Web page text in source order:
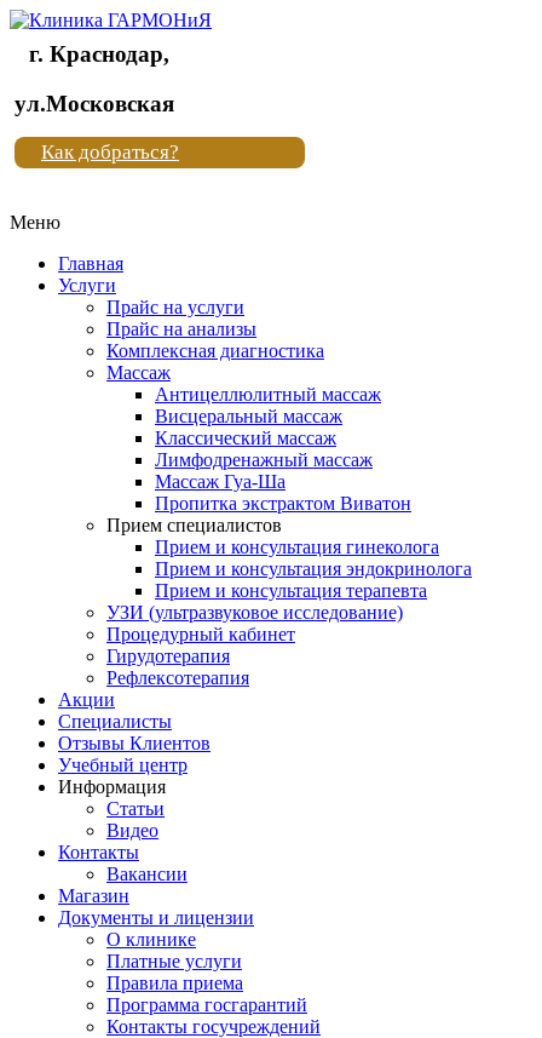
Клиника
"Новая
жизнь"
Клиника
жизнь"
г. Краснодар,
ул.Московская
Как добраться?
Меню
Главная
Услуги
Прайс на услуги
Прайс на анализы
Комплексная диагностика
Массаж
Антицеллюлитный массаж
Висцеральный массаж
Классический массаж
Лимфодренажный массаж
Массаж Гуа-Ша
Пропитка экстрактом Виватон
Прием специалистов
Прием и консультация гинеколога
Прием и консультация эндокринолога
Прием и консультация терапевта
УЗИ (ультразвуковое исследование)
Процедурный кабинет
Гирудотерапия
Рефлексотерапия
Акции
Специалисты
Отзывы Клиентов
Учебный центр
Информация
Статьи
Видео
Контакты
Вакансии
Магазин
Документы и лицензии
О клинике
Платные услуги
Правила приема
Программа госгарантий
Контакты госучреждений